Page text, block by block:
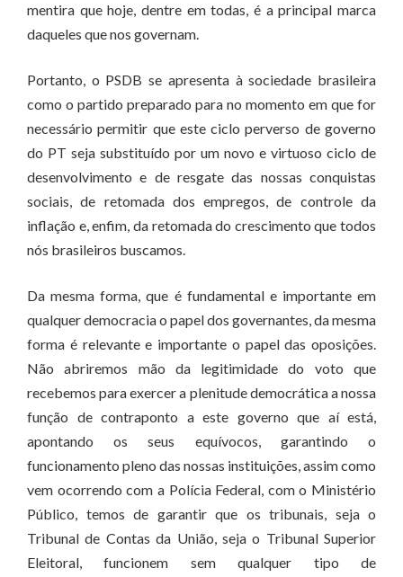
mentira que hoje, dentre em todas, é a principal marca
daqueles que nos governam.
Portanto, o PSDB se apresenta à sociedade brasileira
como o partido preparado para no momento em que for
necessário permitir que este ciclo perverso de governo
do PT seja substituído por um novo e virtuoso ciclo de
desenvolvimento e de resgate das nossas conquistas
sociais, de retomada dos empregos, de controle da
inflação e, enfim, da retomada do crescimento que todos
nós brasileiros buscamos.
Da mesma forma, que é fundamental e importante em
qualquer democracia o papel dos governantes, da mesma
forma é relevante e importante o papel das oposições.
Não abriremos mão da legitimidade do voto que
recebemos para exercer a plenitude democrática a nossa
função de contraponto a este governo que aí está,
apontando os seus equívocos, garantindo o
funcionamento pleno das nossas instituições, assim como
vem ocorrendo com a Polícia Federal, com o Ministério
Público, temos de garantir que os tribunais, seja o
Tribunal de Contas da União, seja o Tribunal Superior
Eleitoral, funcionem sem qualquer tipo de